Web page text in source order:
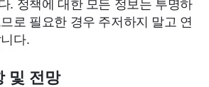
로 필요한 경우 주저하지 말고 연
다.
및 전망